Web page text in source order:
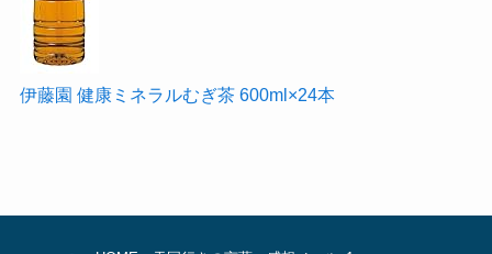
伊藤園 健康ミネラルむぎ茶 600ml×24本